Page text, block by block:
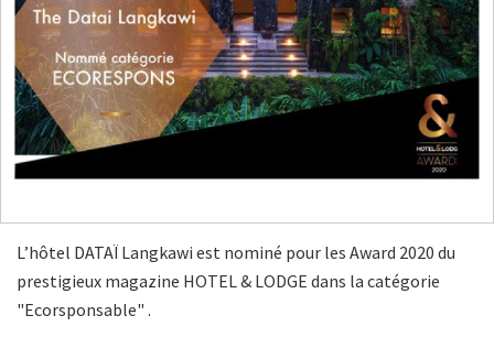
L’hôtel DATAÏ Langkawi est nominé pour les Award 2020 du
prestigieux magazine HOTEL & LODGE dans la catégorie
"Ecorsponsable" .